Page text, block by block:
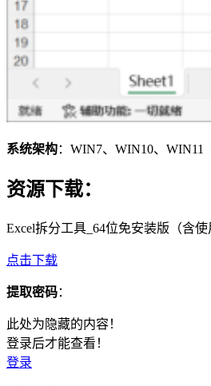
系统架构：WIN7、WIN10、WIN11
资源下载：
Excel拆分工具_64位免安装版（含使
点击下载
提取密码：
此处为隐藏的内容！
登录后才能查看！
登录